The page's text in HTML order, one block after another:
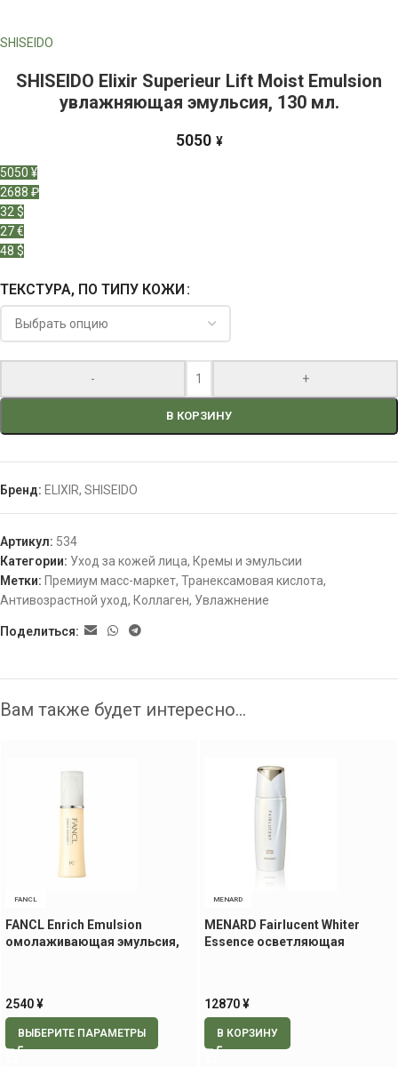
SHISEIDO
SHISEIDO Elixir Superieur Lift Moist Emulsion
увлажняющая эмульсия, 130 мл.
5050 ¥
5050 ¥
2688 ₽
32 $
27 €
48 $
ТЕКСТУРА, ПО ТИПУ КОЖИ
- +
В КОРЗИНУ
Бренд: ELIXIR, SHISEIDO
Артикул: 534
Категории: Уход за кожей лица, Кремы и эмульсии
Метки: Премиум масс-маркет, Транексамовая кислота,
Антивозрастной уход, Коллаген, Увлажнение
Поделиться:
Вам также будет интересно…
FANCL
FANCL Enrich Emulsion
омолаживающая эмульсия,
2540¥
ВЫБЕРИТЕ ПАРАМЕТРЫ
MENARD
MENARD Fairlucent Whiter
Essence осветляющая
12870¥
В КОРЗИНУ